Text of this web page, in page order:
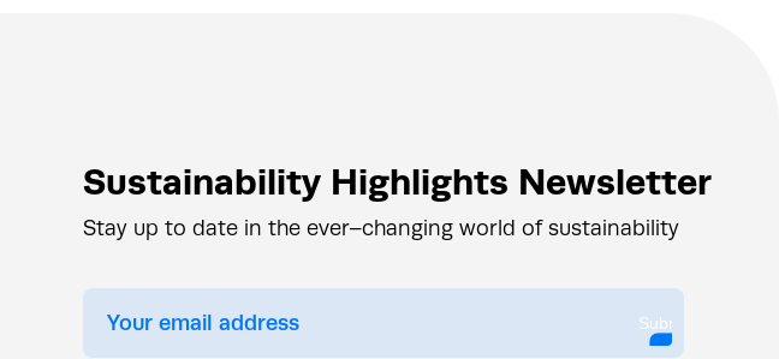
Sustainability Highlights Newsletter
Stay up to date in the ever–changing world of sustainability
Submit